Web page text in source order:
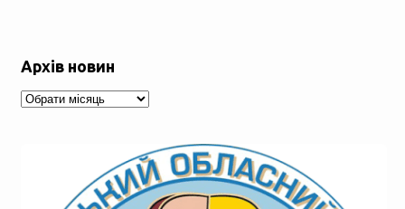
Архів новин
Архів